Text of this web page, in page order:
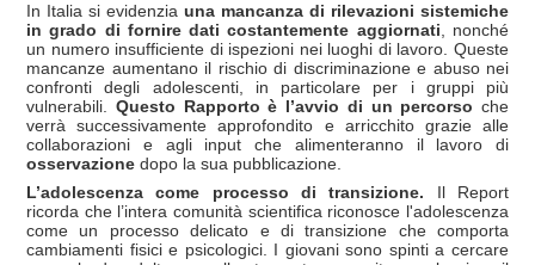
In Italia si evidenzia una mancanza di rilevazioni sistemiche
in grado di fornire dati costantemente aggiornati , nonché
un numero insufficiente di ispezioni nei luoghi di lavoro. Queste
mancanze aumentano il rischio di discriminazione e abuso nei
confronti degli adolescenti, in particolare per i gruppi più
vulnerabili. Questo Rapporto è l’avvio di un percorso che
verrà successivamente approfondito e arricchito grazie alle
collaborazioni e agli input che alimenteranno il lavoro di
osservazione dopo la sua pubblicazione.
L’adolescenza come processo di transizione. Il Report
ricorda che l’intera comunità scientifica riconosce l'adolescenza
come un processo delicato e di transizione che comporta
cambiamenti fisici e psicologici. I giovani sono spinti a cercare